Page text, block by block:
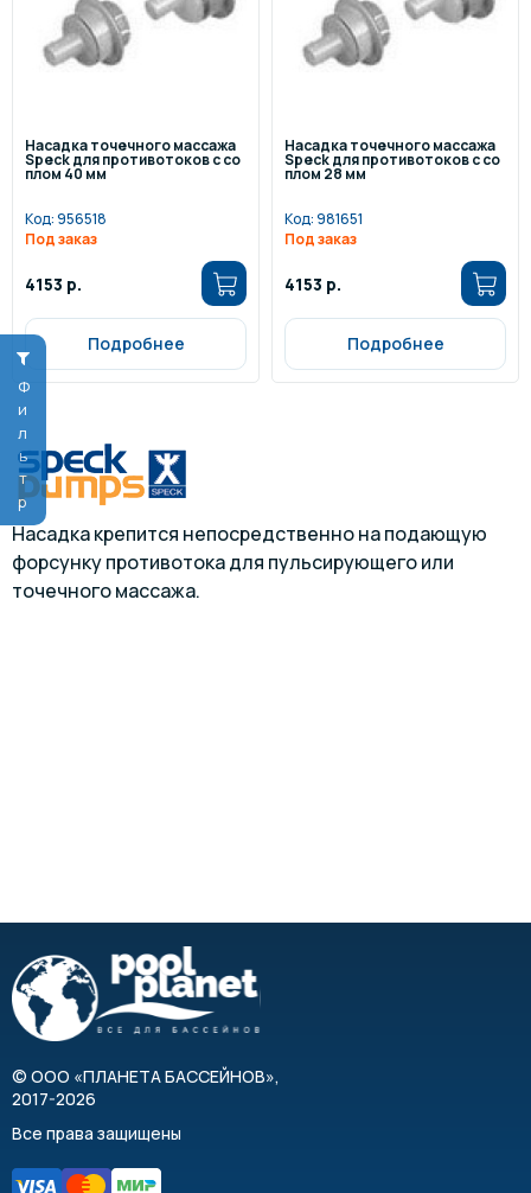
Фильтр
Насадка точечного массажа
Speck для противотоков с со
плом 40 мм
Код:956518
Под заказ
4153 р.
Подробнее
Насадка точечного массажа
Speck для противотоков с со
плом 28 мм
Код:981651
Под заказ
4153 р.
Подробнее
Насадка крепится непосредственно на подающую
форсунку противотока для пульсирующего или
точечного массажа.
© ООО «ПЛАНЕТА БАССЕЙНОВ»,
2017-2026
Все права защищены